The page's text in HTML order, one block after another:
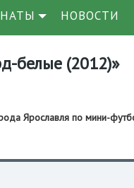
НОВОСТИ
белые (2012)»
Ярославля по мини-